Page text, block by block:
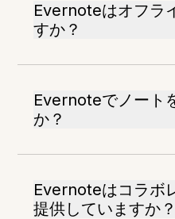
Evernoteはオフラ
すか？
Evernoteでノート
か？
Evernoteはコラボ
提供していますか？